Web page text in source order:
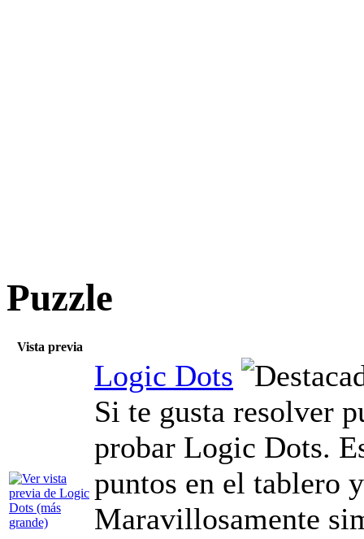
Puzzle
Vista previa
Logic Dots
Si te gusta resolver
probar Logic Dots.
puntos en el tablero
Maravillosamente